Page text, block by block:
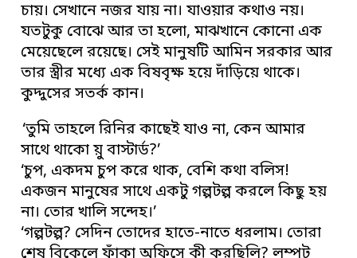
চায়। সেখানে নজর যায় না। যাওয়ার কথাও নয়।
যতটুকু বোঝে আর তা হলো, মাঝখানে কোনো এক
মেয়েছেলে রয়েছে। সেই মানুষটি আমিন সরকার আর
তার স্ত্রীর মধ্যে এক বিষবৃক্ষ হয়ে দাঁড়িয়ে থাকে।
কুদ্দুসের সতর্ক কান।
‘তুমি তাহলে রিনির কাছেই যাও না, কেন আমার
সাথে থাকো য়ু বাস্টার্ড?’
‘চুপ, একদম চুপ করে থাক, বেশি কথা বলিস!
একজন মানুষের সাথে একটু গল্পটল্প করলে কিছু হয়
না। তোর খালি সন্দেহ।’
‘গল্পটল্প? সেদিন তোদের হাতে-নাতে ধরলাম। তোরা